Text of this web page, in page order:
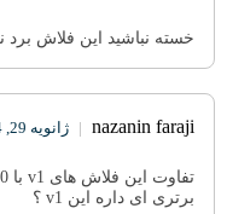
خسته نباشید این فلاش
nazanin faraji
| ژانویه 29, 2024
برتری ای داره این v1 ؟